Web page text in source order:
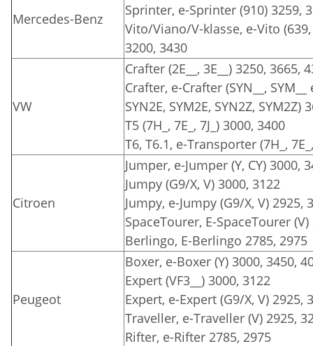
Mercedes-Benz
Sprinter, e-Sprinter (910) 3259,
Vito/Viano/V-klasse, e-Vito
3200, 3430
VW
Crafter (2E__, 3E__) 3250, 3665,
Crafter, e-Crafter (SYN__, SYM__
SYN2E, SYM2E, SYN2Z, SYM2Z)
T5 (7H_, 7E_, 7J_) 3000, 3400
T6, T6.1, e-Transporter (7H_,
Citroen
Jumper, e-Jumper (Y, CY) 3000,
Jumpy (G9/X, V) 3000, 3122
Jumpy, e-Jumpy (G9/X, V) 2925,
SpaceTourer, E-SpaceTourer
Berlingo, E-Berlingo 2785, 2975
Peugeot
Boxer, e-Boxer (Y) 3000, 3450,
Expert (VF3__) 3000, 3122
Expert, e-Expert (G9/X, V) 2925,
Traveller, e-Traveller (V) 2925,
Rifter, e-Rifter 2785, 2975